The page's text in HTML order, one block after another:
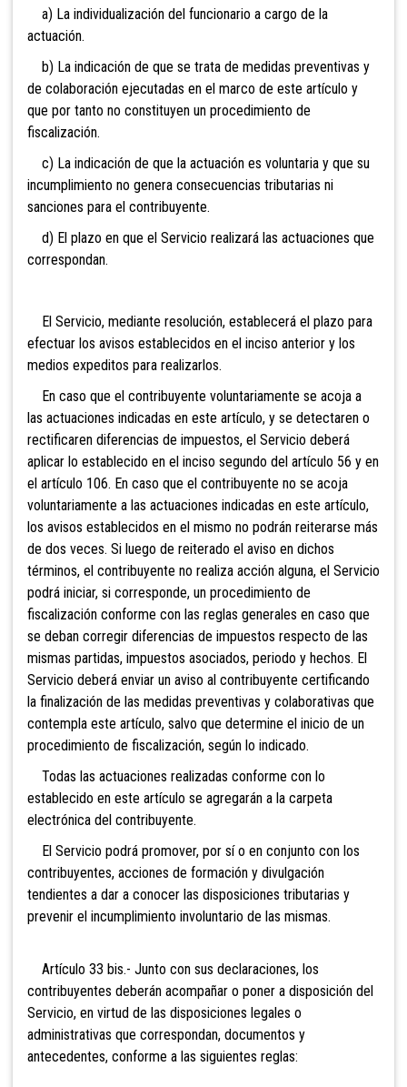
a) La individualización del funcionario a cargo de la
actuación.
b) La indicación de que se trata de medidas preventivas y
de colaboración ejecutadas en el marco de este artículo y
que por tanto no constituyen un procedimiento de
fiscalización.
c) La indicación de que la actuación es voluntaria y que su
incumplimiento no genera consecuencias tributarias ni
sanciones para el contribuyente.
d) El plazo en que el Servicio realizará las actuaciones que
correspondan.
El Servicio, mediante resolución, establecerá el plazo para
efectuar los avisos establecidos en el inciso anterior y los
medios expeditos para realizarlos.
En caso que el contribuyente voluntariamente se acoja a
las actuaciones indicadas en este artículo, y se detectaren o
rectificaren diferencias de impuestos, el Servicio deberá
aplicar lo establecido en el inciso segundo del artículo 56 y en
el artículo 106. En caso que el contribuyente no se acoja
voluntariamente a las actuaciones indicadas en este artículo,
los avisos establecidos en el mismo no podrán reiterarse más
de dos veces. Si luego de reiterado el aviso en dichos
términos, el contribuyente no realiza acción alguna, el Servicio
podrá iniciar, si corresponde, un procedimiento de
fiscalización conforme con las reglas generales en caso que
se deban corregir diferencias de impuestos respecto de las
mismas partidas, impuestos asociados, periodo y hechos. El
Servicio deberá enviar un aviso al contribuyente certificando
la finalización de las medidas preventivas y colaborativas que
contempla este artículo, salvo que determine el inicio de un
procedimiento de fiscalización, según lo indicado.
Todas las actuaciones realizadas conforme con lo
establecido en este artículo se agregarán a la carpeta
electrónica del contribuyente.
El Servicio podrá promover, por sí o en conjunto con los
contribuyentes, acciones de formación y divulgación
tendientes a dar a conocer las disposiciones tributarias y
prevenir el incumplimiento involuntario de las mismas.
Artículo 33 bis.- Junto con sus declaraciones, los
contribuyentes deberán acompañar o poner a disposición del
Servicio, en virtud de las disposiciones legales o
administrativas que correspondan, documentos y
antecedentes, conforme a las siguientes reglas: